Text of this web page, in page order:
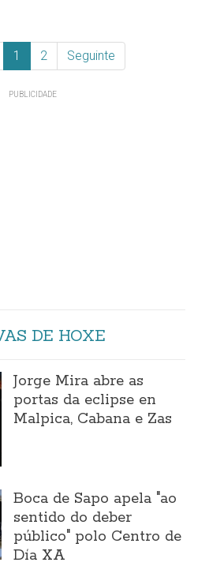
1 2 Seguinte
DE HOXE
Jorge Mira abre as
portas da eclipse en
Malpica, Cabana e Zas
Boca de Sapo apela "ao
sentido do deber
público" polo Centro de
Día XA